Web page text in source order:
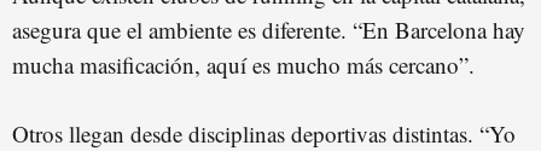
asegura que el ambiente es diferente. “En Barcelona hay
mucha masificación, aquí es mucho más cercano”.
Otros llegan desde disciplinas deportivas distintas. “Yo